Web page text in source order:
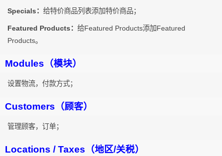
Specials： 给特价商品列表添加特价商品；
Featured Products： 给Featured Products添加Featured
Products。
Modules（模块）
设置物流，付款方式；
Customers（顾客）
管理顾客，订单；
Locations / Taxes（地区/关税）